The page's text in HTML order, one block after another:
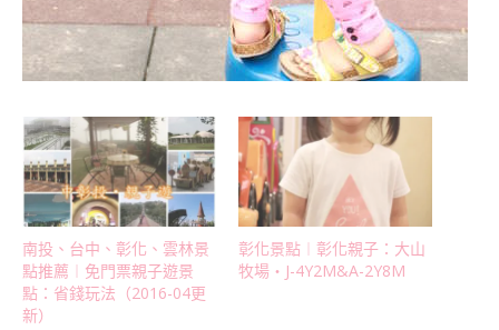
南投、台中、彰化、雲林景
點推薦︱免門票親子遊景
點：省錢玩法（2016-04更
新）
彰化景點︱彰化親子：大山
牧場‧J-4Y2M&A-2Y8M